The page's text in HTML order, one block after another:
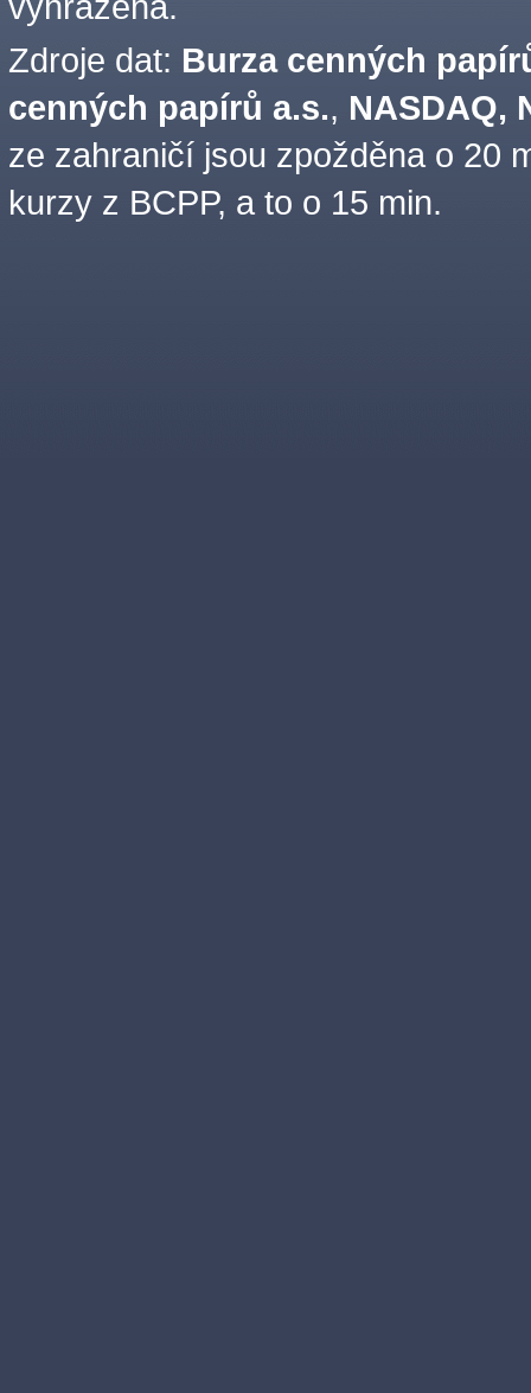
Zdroje dat: Burza cenných
cenných papírů a.s., NASDAQ,
ze zahraničí jsou zpožděna o 20
kurzy z BCPP, a to o 15 min.